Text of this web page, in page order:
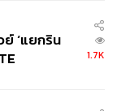
ย์ ‘แยกริน
1.7K